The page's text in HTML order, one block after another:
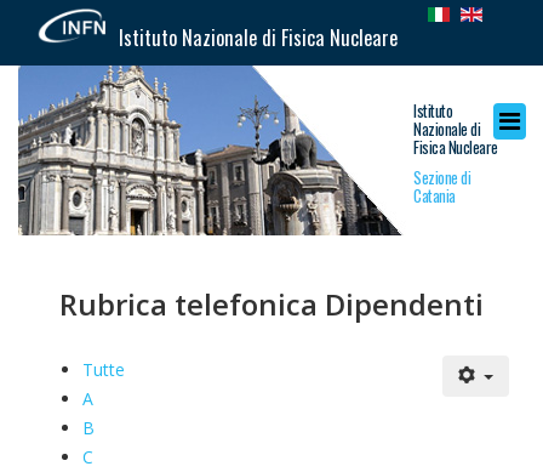
Istituto Nazionale di Fisica Nucleare
Istituto
Nazionale di
Fisica Nucleare
Sezione di
Catania
Rubrica telefonica Dipendenti
Tutte
A
B
C